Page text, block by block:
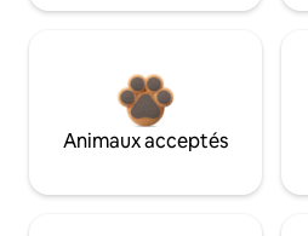
Animaux acceptés